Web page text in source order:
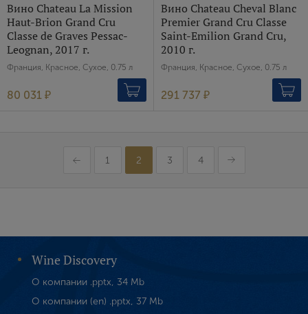
Вино Chateau La Mission
Haut-Brion Grand Cru
Classe de Graves Pessac-
Leognan, 2017 г.
Франция, Красное, Сухое, 0.75 л
80 031 ₽
Вино Chateau Cheval Blanc
Premier Grand Cru Classe
Saint-Emilion Grand Cru,
2010 г.
Франция, Красное, Сухое, 0.75 л
291 737 ₽
1 2 3 4
Wine Discovery
О компании .pptx, 34 Mb
О компании (en) .pptx, 37 Mb